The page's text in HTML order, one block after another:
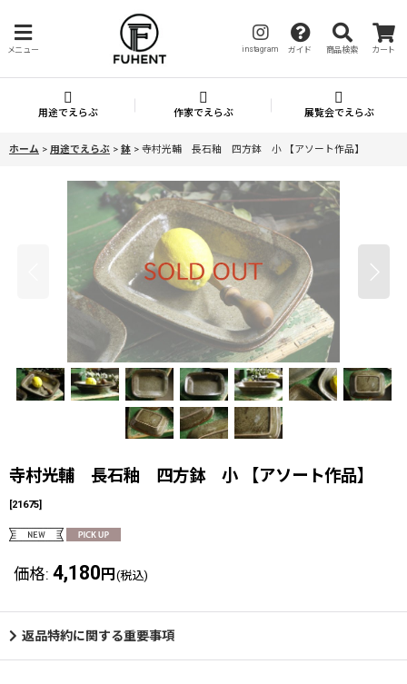
メニュー instagram ガイド 商品検索 カート
用途でえらぶ 作家でえらぶ 展覧会でえらぶ
ホーム > 用途でえらぶ > 鉢 > 寺村光輔 長石釉 四方鉢 小 【アソート作品】
寺村光輔 長石釉 四方鉢 小 【アソート作品】
[21675]
価格: 4,180 円 (税込)
返品特約に関する重要事項